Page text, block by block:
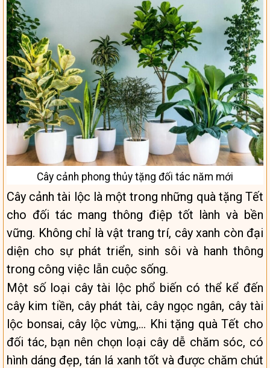
Cây cảnh phong thủy tặng đối tác năm mới
Cây cảnh tài lộc là một trong những quà tặng Tết
cho đối tác mang thông điệp tốt lành và bền
vững. Không chỉ là vật trang trí, cây xanh còn đại
diện cho sự phát triển, sinh sôi và hanh thông
trong công việc lẫn cuộc sống.
Một số loại cây tài lộc phổ biến có thể kể đến
cây kim tiền, cây phát tài, cây ngọc ngân, cây tài
lộc bonsai, cây lộc vừng,… Khi tặng quà Tết cho
đối tác, bạn nên chọn loại cây dễ chăm sóc, có
hình dáng đẹp, tán lá xanh tốt và được chăm chút